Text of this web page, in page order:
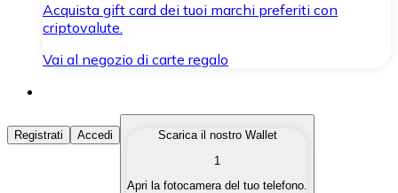
Acquista gift card dei tuoi marchi preferiti con
criptovalute.
Vai al negozio di carte regalo
Acquista Criptovalute
Acquista le criptovalute che ti interessano in modo
Registrati Accedi
Scarica il nostro Wallet
1
Apri la fotocamera del tuo telefono.